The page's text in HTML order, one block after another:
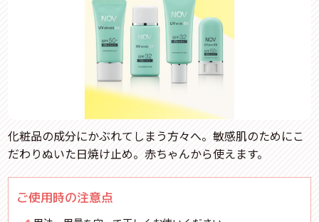
化粧品の成分にかぶれてしまう方々へ。敏感肌のためにこ
だわりぬいた日焼け止め。赤ちゃんから使えます。
ご使用時の注意点